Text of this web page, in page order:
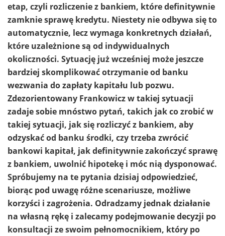
etap, czyli rozliczenie z bankiem, które definitywnie
zamknie sprawę kredytu. Niestety nie odbywa się to
automatycznie, lecz wymaga konkretnych działań,
które uzależnione są od indywidualnych
okoliczności. Sytuację już wcześniej może jeszcze
bardziej skomplikować otrzymanie od banku
wezwania do zapłaty kapitału lub pozwu.
Zdezorientowany Frankowicz w takiej sytuacji
zadaje sobie mnóstwo pytań, takich jak co zrobić w
takiej sytuacji, jak się rozliczyć z bankiem, aby
odzyskać od banku środki, czy trzeba zwrócić
bankowi kapitał, jak definitywnie zakończyć sprawę
z bankiem, uwolnić hipotekę i móc nią dysponować.
Spróbujemy na te pytania dzisiaj odpowiedzieć,
biorąc pod uwagę różne scenariusze, możliwe
korzyści i zagrożenia. Odradzamy jednak działanie
na własną rękę i zalecamy podejmowanie decyzji po
konsultacji ze swoim pełnomocnikiem, który po